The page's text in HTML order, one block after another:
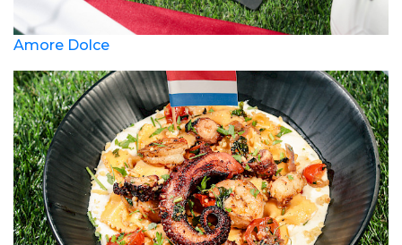
Amore Dolce